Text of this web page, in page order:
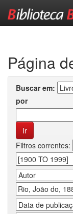
Página
Buscar em:
por
Filtros correntes: